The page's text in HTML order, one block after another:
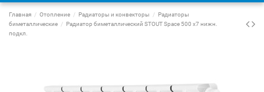
Главная Отопление Радиаторы и конвекторы
Радиаторы
биметаллические
Радиатор биметаллический STOUT Space 500 х7 нижн.
подкл.